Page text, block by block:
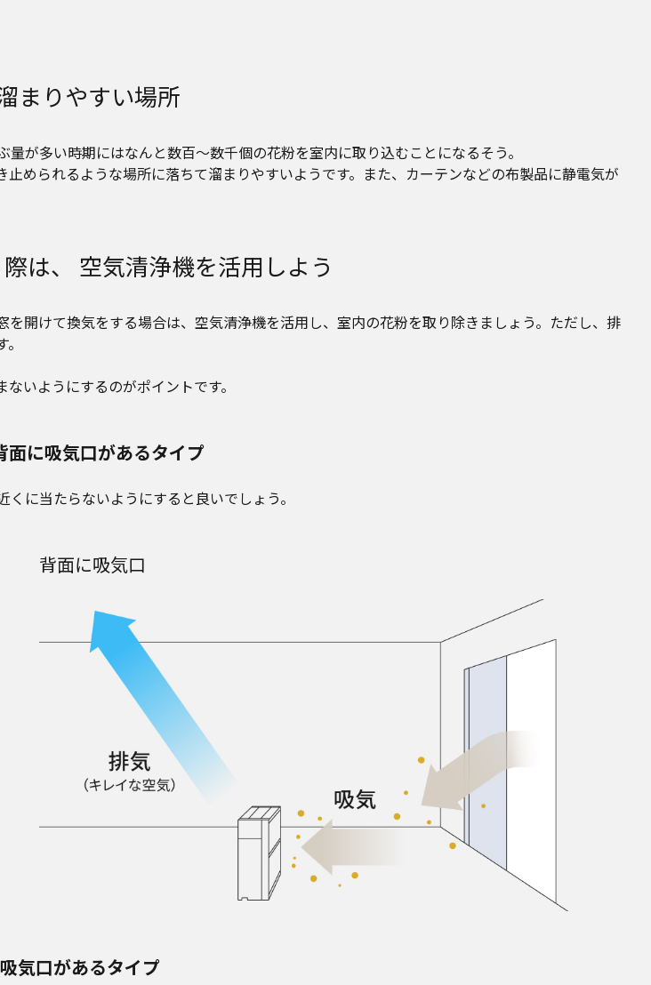
まりやすい場所
が多い時期にはなんと数百～数千個の花粉を室内に取り込むことになるそう。
められるような場所に落ちて溜まりやすいようです。また、カーテンなどの布製品に静電気が
は、 空気清浄機を活用しよう
開けて換気をする場合は、空気清浄機を活用し、室内の花粉を取り除きましょう。ただし、排
いようにするのがポイントです。
面に吸気口があるタイプ
に当たらないようにすると良いでしょう。
背面に吸気口
気口があるタイプ